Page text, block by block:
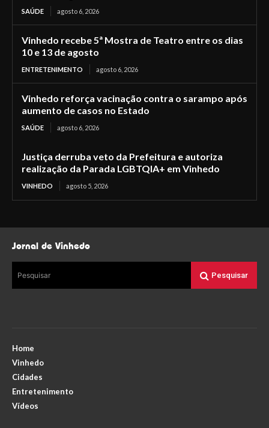
SAÚDE agosto 6, 2026
Vinhedo recebe 5ª Mostra de Teatro entre os dias
10 e 13 de agosto
ENTRETENIMENTO agosto 6, 2026
Vinhedo reforça vacinação contra o sarampo após
aumento de casos no Estado
SAÚDE agosto 6, 2026
Justiça derruba veto da Prefeitura e autoriza
realização da Parada LGBTQIA+ em Vinhedo
VINHEDO agosto 5, 2026
Jornal de Vinhedo
Pesquisar Pesquisar
Home
Vinhedo
Cidades
Entretenimento
Vídeos